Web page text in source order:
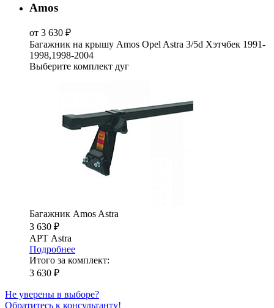
Amos
от 3 630 ₽
Багажник на крышу Amos Opel Astra 3/5d Хэтчбек 1991-
1998,1998-2004
Выберите комплект дуг
Багажник Amos Astra
3 630 ₽
АРТ Astra
Подробнее
Итого за комплект:
3 630 ₽
Не уверены в выборе?
Обратитесь к консультанту!